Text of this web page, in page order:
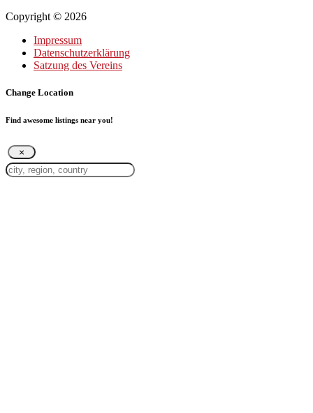
Copyright © 2026
Impressum
Datenschutzerklärung
Satzung des Vereins
Change Location
Find awesome listings near you!
×
Change Location